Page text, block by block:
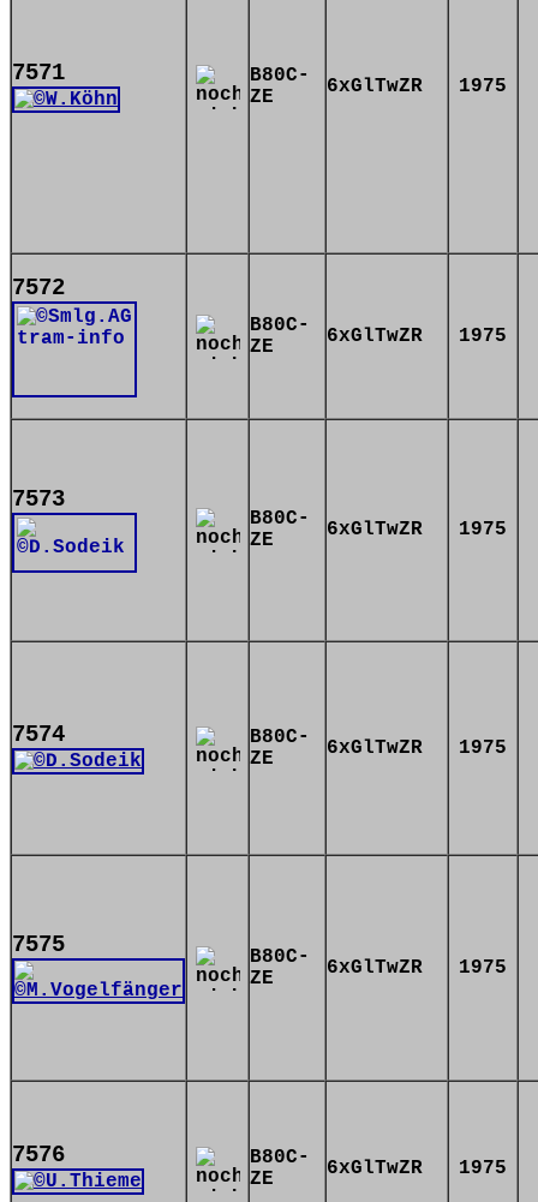
7571
B80C-
ZE
6xGlTwZR 1975
7572
B80C-
ZE
6xGlTwZR 1975
7573
B80C-
ZE
6xGlTwZR 1975
7574
B80C-
ZE
6xGlTwZR 1975
7575
B80C-
ZE
6xGlTwZR 1975
7576
B80C-
ZE
6xGlTwZR 1975